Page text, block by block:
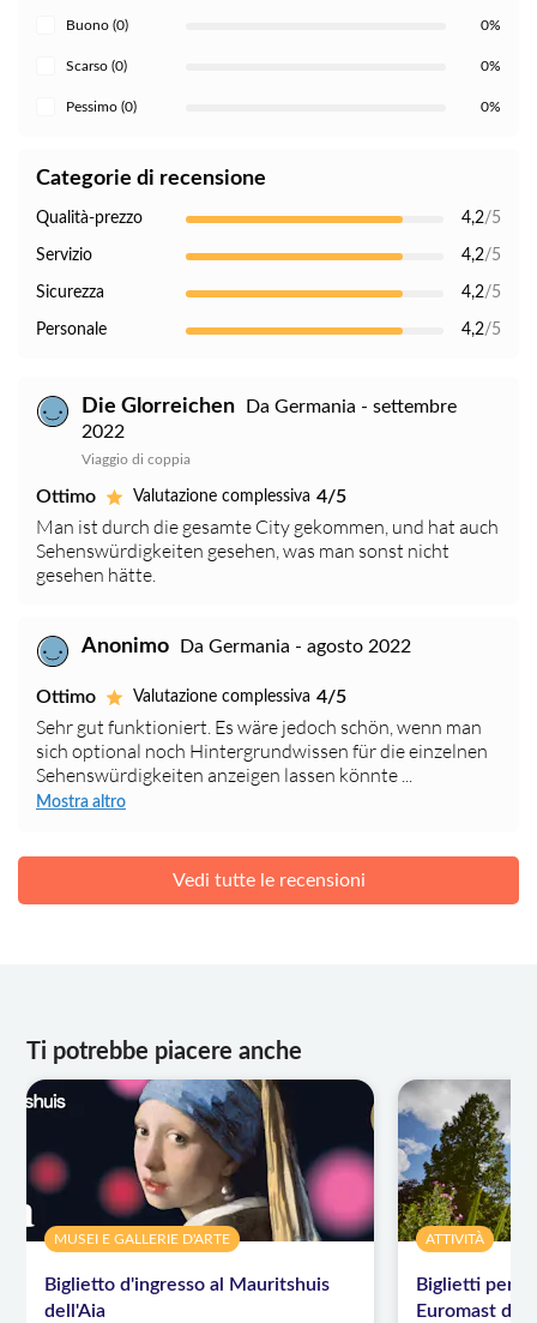
Buono (0) 0%
Scarso (0) 0%
Pessimo (0) 0%
Categorie di recensione
Qualità-prezzo 4,2/5
Servizio 4,2/5
Sicurezza 4,2/5
Personale 4,2/5
Die Glorreichen
Da Germania - settembre
2022
Viaggio di coppia
Ottimo Valutazione complessiva 4/5
Man ist durch die gesamte City gekommen, und hat auch
Sehenswürdigkeiten gesehen, was man sonst nicht
gesehen hätte.
Anonimo Da Germania - agosto 2022
Ottimo Valutazione complessiva 4/5
Sehr gut funktioniert. Es wäre jedoch schön, wenn man
sich optional noch Hintergrundwissen für die einzelnen
Sehenswürdigkeiten anzeigen lassen könnte ...
Mostra altro
Vedi tutte le recensioni
Ti potrebbe piacere anche
MUSEI E GALLERIE D'ARTE
Biglietto d'ingresso al Mauritshuis
dell'Aia
ATTIVITÀ
Biglietti per
Euromast di